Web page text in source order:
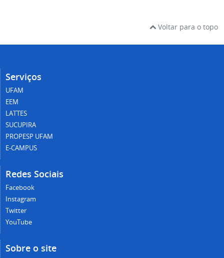
Voltar para o topo
Serviços
UFAM
EEM
LATTES
SUCUPIRA
PROPESP UFAM
E-CAMPUS
Redes Sociais
Facebook
Instagram
Twitter
YouTube
Sobre o site